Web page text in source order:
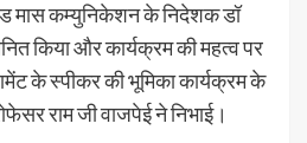
मास कम्युनिकेशन के निदेशक डॉ
किया और कार्यक्रम की महत्व पर
के स्पीकर की भूमिका कार्यक्रम के
राम जी वाजपेई ने निभाई।